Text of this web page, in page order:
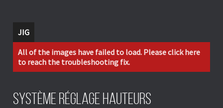
JIG
All of the images have failed to load. Please click here
to reach the troubleshooting fix.
Système réglage hauteurs